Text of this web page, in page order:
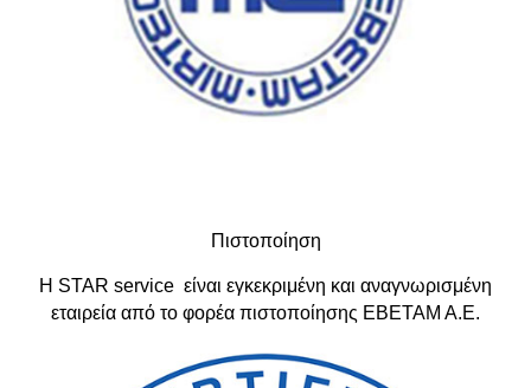
Πιστοποίηση
Η STAR service είναι εγκεκριμένη και αναγνωρισμένη
εταιρεία από το φορέα πιστοποίησης ΕΒΕΤΑΜ Α.Ε.